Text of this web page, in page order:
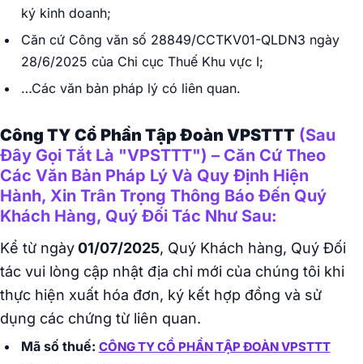
ký kinh doanh;
Căn cứ Công văn số 28849/CCTKV01-QLDN3 ngày
28/6/2025 của Chi cục Thuế Khu vực I;
…Các văn bản pháp lý có liên quan.
Công TY Cổ Phần Tập Đoàn VPSTTT (Sau
Đây Gọi Tắt Là "VPSTTT") – Căn Cứ Theo
Các Văn Bản Pháp Lý Và Quy Định Hiện
Hành, Xin Trân Trọng Thông Báo Đến Quý
Khách Hàng, Quý Đối Tác Như Sau:
Kể từ ngày01/07/2025, Quý Khách hàng, Quý Đối
tác vui lòng cập nhật địa chỉ mới của chúng tôi khi
thực hiện xuất hóa đơn, ký kết hợp đồng và sử
dụng các chứng từ liên quan.
Mã số thuế: CÔNG TY CỔ PHẦN TẬP ĐOÀN VPSTTT